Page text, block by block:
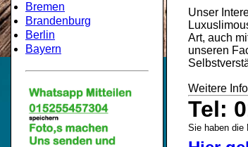
Bremen
Brandenburg
Berlin
Bayern
Unser
Art, auch
unseren
Weitere
Tel:
Sie haben die